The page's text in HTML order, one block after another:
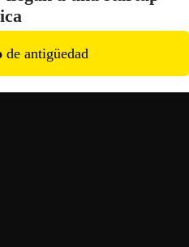
de antigüedad